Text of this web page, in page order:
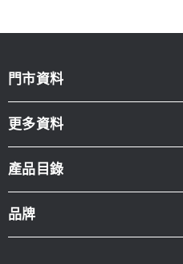
門市資料
更多資料
產品目錄
品牌